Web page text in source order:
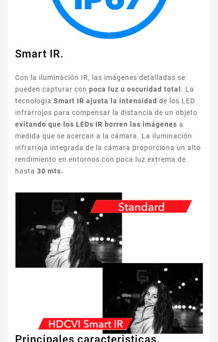
Smart IR.
Con la iluminación IR, las imágenes detalladas se
pueden capturar con poca luz u oscuridad total . La
tecnologia Smart IR ajusta la intensidad de los LED
infrarrojos para compensar la distancia de un objeto
evitando que los LEDs IR borren las imágenes a
medida que se acercan a la cámara. La iluminación
infrarroja integrada de la cámara proporciona un alto
rendimiento en entornos con poca luz extrema de
hasta 30 mts.
Principales caracteristicas.